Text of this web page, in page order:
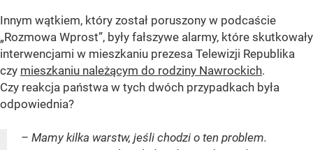
Innym wątkiem, który został poruszony w podcaście
„Rozmowa Wprost”, były fałszywe alarmy, które skutkowały
interwencjami w mieszkaniu prezesa Telewizji Republika
czy mieszkaniu należącym do rodziny Nawrockich.
Czy reakcja państwa w tych dwóch przypadkach była
odpowiednia?
– Mamy kilka warstw, jeśli chodzi o ten problem.